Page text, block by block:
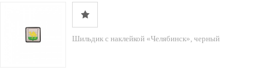
Шильдик с наклейкой «Челябинск», черный